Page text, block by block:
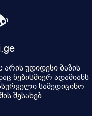
უდიდესი ბაზის
ნებისმიერ ადამიანს
სამედიცინო
შესახებ.